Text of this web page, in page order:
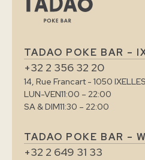
TADAO POKE BAR –
+32 2 356 32 20
14, Rue Francart - 1050 IXELLES
LUN-VEN11:00 – 22:00
SA & DIM11:30 – 22:00
TADAO POKE BAR –
+32 2 649 31 33